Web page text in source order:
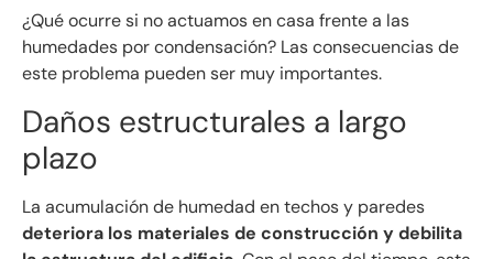
¿Qué ocurre si no actuamos en casa frente a las
humedades por condensación? Las consecuencias de
este problema pueden ser muy importantes.
Daños estructurales a largo
plazo
La acumulación de humedad en techos y paredes
deteriora los materiales de construcción y debilita